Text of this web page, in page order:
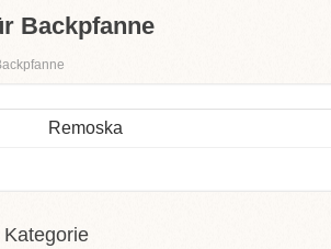
Backpfanne
Remoska